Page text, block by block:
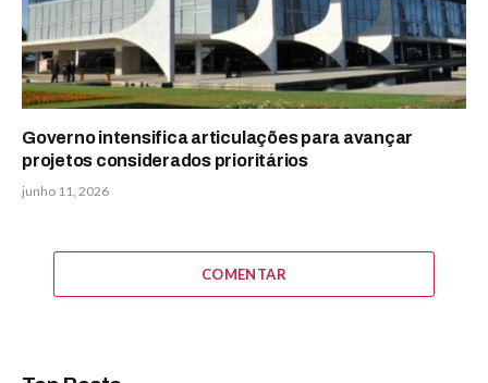
Governo intensifica articulações para avançar
projetos considerados prioritários
junho 11, 2026
COMENTAR